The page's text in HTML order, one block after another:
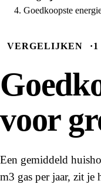
Goedkoopste
VERGELIJKEN ·
voor
Een gemiddeld
m3 gas per jaar, zit je